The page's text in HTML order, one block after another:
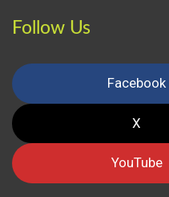
Follow Us
Facebook
X
YouTube